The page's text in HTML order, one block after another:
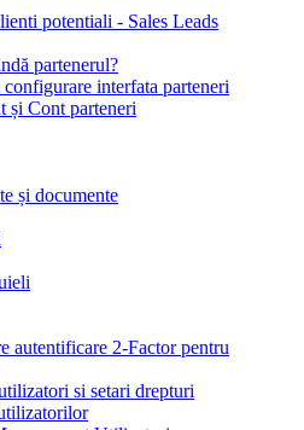
potentiali - Sales Leads
partenerul?
interfata parteneri
și Cont parteneri
și documente
autentificare 2-Factor pentru
si setari drepturi